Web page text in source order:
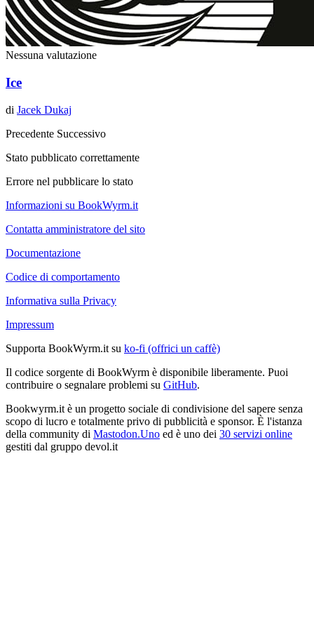
Nessuna valutazione
Ice
di Jacek Dukaj
Precedente Successivo
Stato pubblicato correttamente
Errore nel pubblicare lo stato
Informazioni su BookWyrm.it
Contatta amministratore del sito
Documentazione
Codice di comportamento
Informativa sulla Privacy
Impressum
Supporta BookWyrm.it su ko-fi (offrici un caffè)
Il codice sorgente di BookWyrm è disponibile liberamente. Puoi
contribuire o segnalare problemi su GitHub.
Bookwyrm.it è un progetto sociale di condivisione del sapere senza
scopo di lucro e totalmente privo di pubblicità e sponsor. È l'istanza
della community di Mastodon.Uno ed è uno dei 30 servizi online
gestiti dal gruppo devol.it